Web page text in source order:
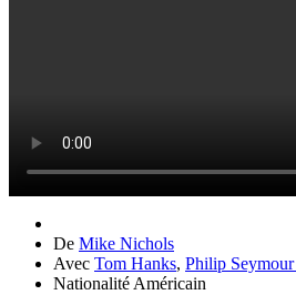
De Mike Nichols
Avec Tom Hanks, Philip
Nationalité Américain